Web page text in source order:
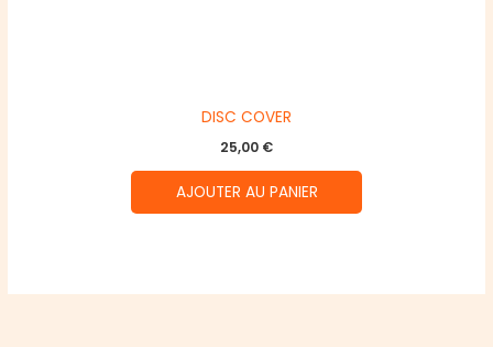
DISC COVER
25,00 €
AJOUTER AU PANIER